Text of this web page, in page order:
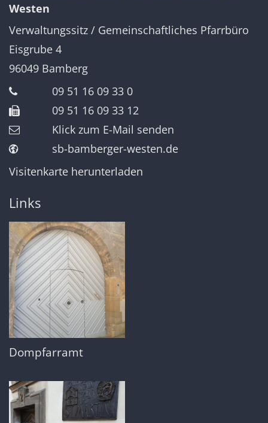
Westen
Verwaltungssitz / Gemeinschaftliches Pfarrbüro
Eisgrube 4
96049 Bamberg
09 51 16 09 33 0
09 51 16 09 33 12
Klick zum E-Mail senden
sb-bamberger-westen.de
Visitenkarte herunterladen
Links
Dompfarramt